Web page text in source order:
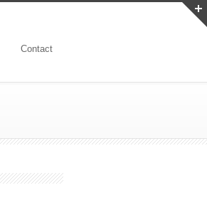
Contact